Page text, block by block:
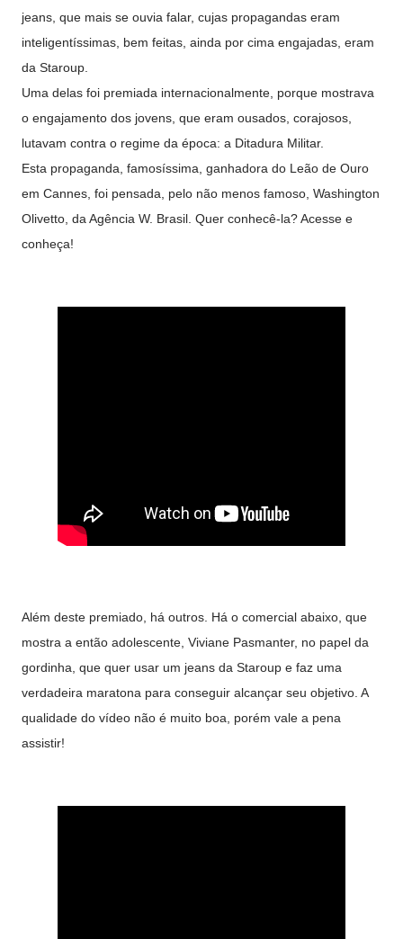
jeans, que mais se ouvia falar, cujas propagandas eram
inteligentíssimas, bem feitas, ainda por cima engajadas, eram
da Staroup.
Uma delas foi premiada internacionalmente, porque mostrava
o engajamento dos jovens, que eram ousados, corajosos,
lutavam contra o regime da época: a Ditadura Militar.
Esta propaganda, famosíssima, ganhadora do Leão de Ouro
em Cannes, foi pensada, pelo não menos famoso, Washington
Olivetto, da Agência W. Brasil. Quer conhecê-la? Acesse e
conheça!
Além deste premiado, há outros. Há o comercial abaixo, que
mostra a então adolescente, Viviane Pasmanter, no papel da
gordinha, que quer usar um jeans da Staroup e faz uma
verdadeira maratona para conseguir alcançar seu objetivo. A
qualidade do vídeo não é muito boa, porém vale a pena
assistir!